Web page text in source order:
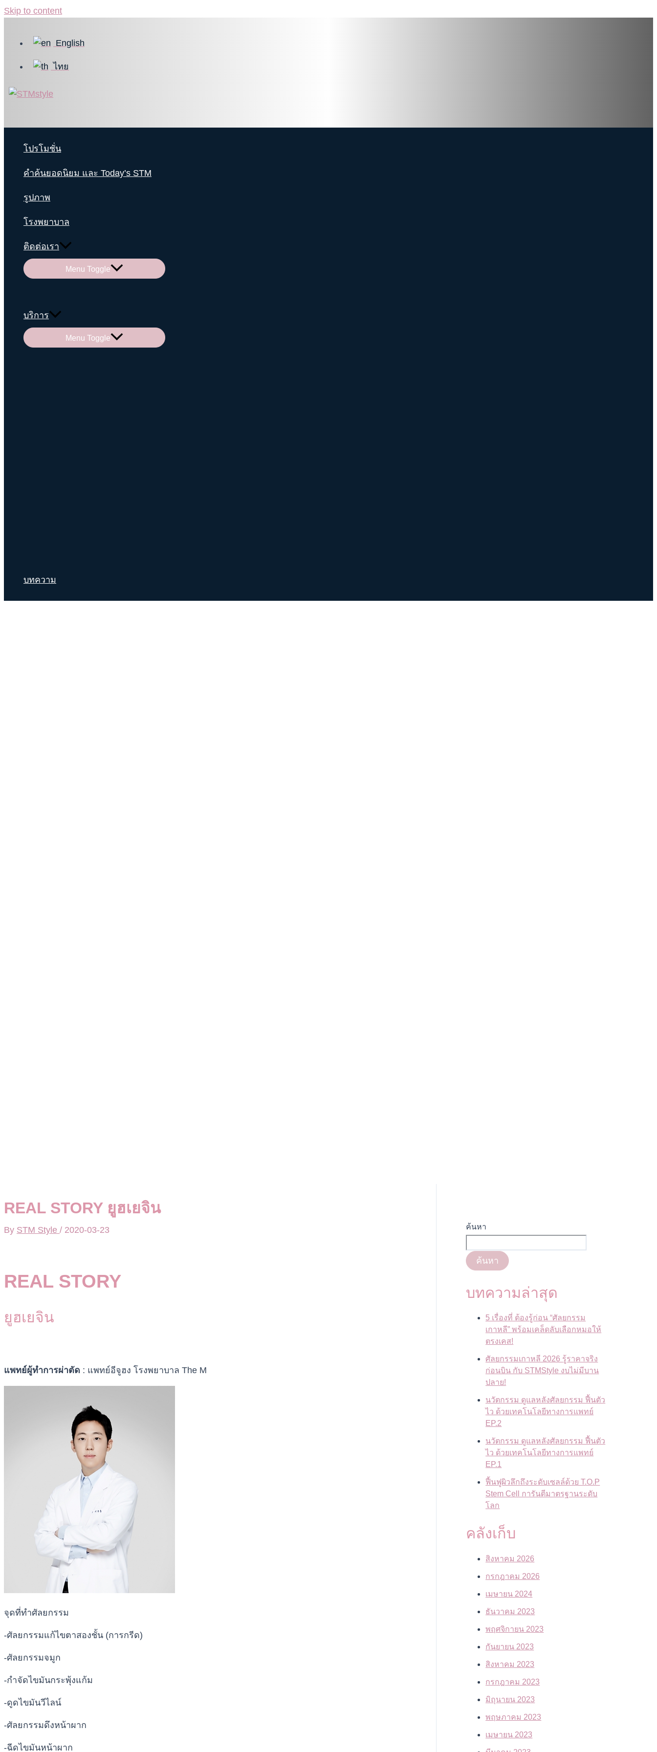
Skip to content
English
ไทย
โปรโมชั่น
คำค้นยอดนิยม และ Today’s STM
รูปภาพ
โรงพยาบาล
ติดต่อเรา
Menu Toggle
บริการ
Menu Toggle
บทความ
REAL STORY ยูฮเยจิน
By STM Style / 2020-03-23
REAL STORY
ยูฮเยจิน
แพทย์ผู้ทำการผ่าตัด : แพทย์อีจูฮง โรงพยาบาล The M
จุดที่ทำศัลยกรรม
-ศัลยกรรมแก้ไขตาสองชั้น (การกรีด)
-ศัลยกรรมจมูก
-กำจัดไขมันกระพุ้งแก้ม
-ดูดไขมันวีไลน์
-ศัลยกรรมดึงหน้าผาก
-ฉีดไขมันหน้าผาก
ค้นหา
ค้นหา
บทความล่าสุด
5 เรื่องที่ ต้องรู้ก่อน “ศัลยกรรม
เกาหลี” พร้อมเคล็ดลับเลือกหมอให้
ตรงเคส!
ศัลยกรรมเกาหลี 2026 รู้ราคาจริง
ก่อนบิน กับ STMStyle งบไม่มีบาน
ปลาย!
นวัตกรรม ดูแลหลังศัลยกรรม ฟื้นตัว
ไว ด้วยเทคโนโลยีทางการแพทย์
EP.2
นวัตกรรม ดูแลหลังศัลยกรรม ฟื้นตัว
ไว ด้วยเทคโนโลยีทางการแพทย์
EP.1
ฟื้นฟูผิวลึกถึงระดับเซลล์ด้วย T.O.P
Stem Cell การันตีมาตรฐานระดับ
โลก
คลังเก็บ
สิงหาคม 2026
กรกฎาคม 2026
เมษายน 2024
ธันวาคม 2023
พฤศจิกายน 2023
กันยายน 2023
สิงหาคม 2023
กรกฎาคม 2023
มิถุนายน 2023
พฤษภาคม 2023
เมษายน 2023